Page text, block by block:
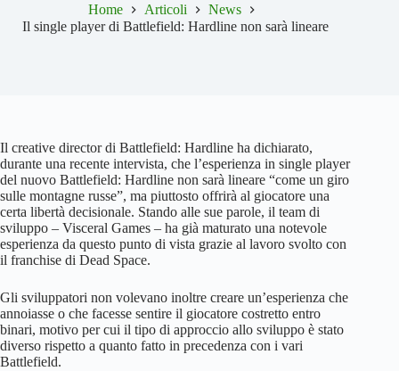
Home Articoli
News
Il single player di Battlefield: Hardline non sarà lineare
Il creative director di Battlefield: Hardline ha dichiarato,
durante una recente intervista, che l’esperienza in single player
del nuovo Battlefield: Hardline non sarà lineare “come un giro
sulle montagne russe”, ma piuttosto offrirà al giocatore una
certa libertà decisionale. Stando alle sue parole, il team di
sviluppo – Visceral Games – ha già maturato una notevole
esperienza da questo punto di vista grazie al lavoro svolto con
il franchise di Dead Space.
Gli sviluppatori non volevano inoltre creare un’esperienza che
annoiasse o che facesse sentire il giocatore costretto entro
binari, motivo per cui il tipo di approccio allo sviluppo è stato
diverso rispetto a quanto fatto in precedenza con i vari
Battlefield.